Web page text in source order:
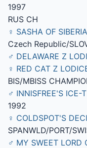
1997
RUS CH
♀ SASHA OF
Czech Republic/
♂ DELAWARE Z
♀ RED CAT Z
BIS/MBISS
♂ INNISFREE'S ICE-T
1992
♀ COLDSPOT'S
SPANWLD/PORT/
♂ MY SWEET LORD